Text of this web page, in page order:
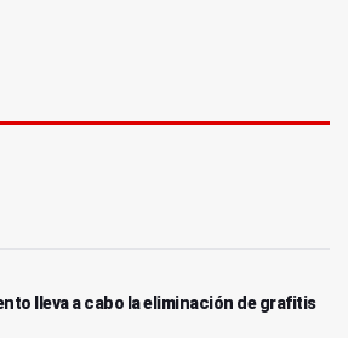
lleva a cabo la eliminación de grafitis